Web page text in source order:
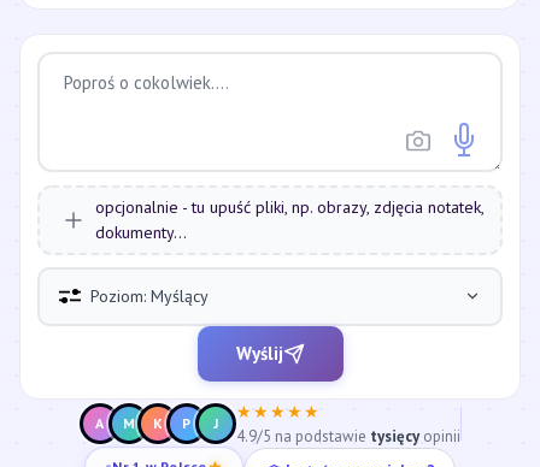
opcjonalnie - tu upuść pliki, np. obrazy, zdjęcia notatek,
dokumenty...
Poziom: Myślący
Wyślij
A M K P J
★★★★★
4.9/5 na podstawie tysięcyopinii